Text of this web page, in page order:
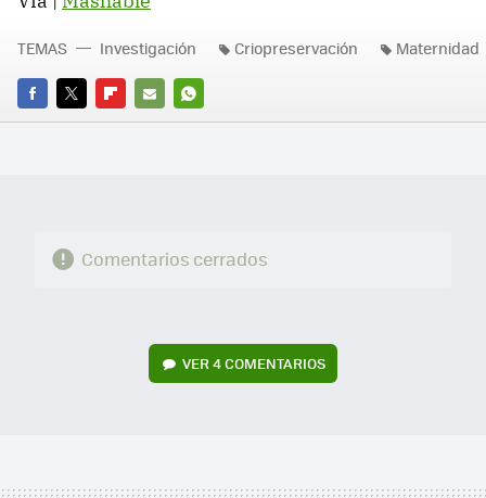
FACEBOOK
TWITTERFLIPBOARD
E-
WHATSAPP
TEMAS Investigación Criopreservación Maternidad
Comentarios cerrados
VER4 COMENTARIOS